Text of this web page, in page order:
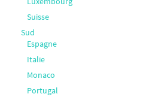
Suisse
Sud
Espagne
Italie
Monaco
Portugal